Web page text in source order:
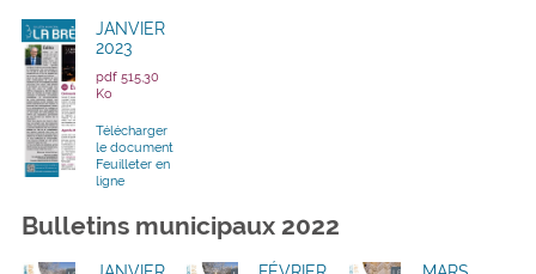
JANVIER
2023
pdf 515,30
Ko
Télécharger
le document
Feuilleter en
ligne
Bulletins municipaux 2022